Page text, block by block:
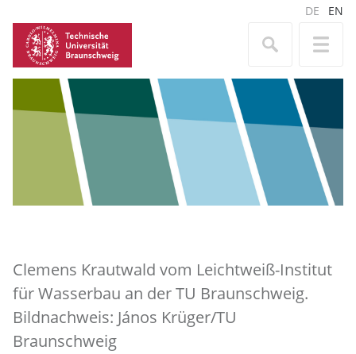
DE EN
Clemens Krautwald vom Leichtweiß-Institut
für Wasserbau an der TU Braunschweig.
Bildnachweis: János Krüger/TU
Braunschweig